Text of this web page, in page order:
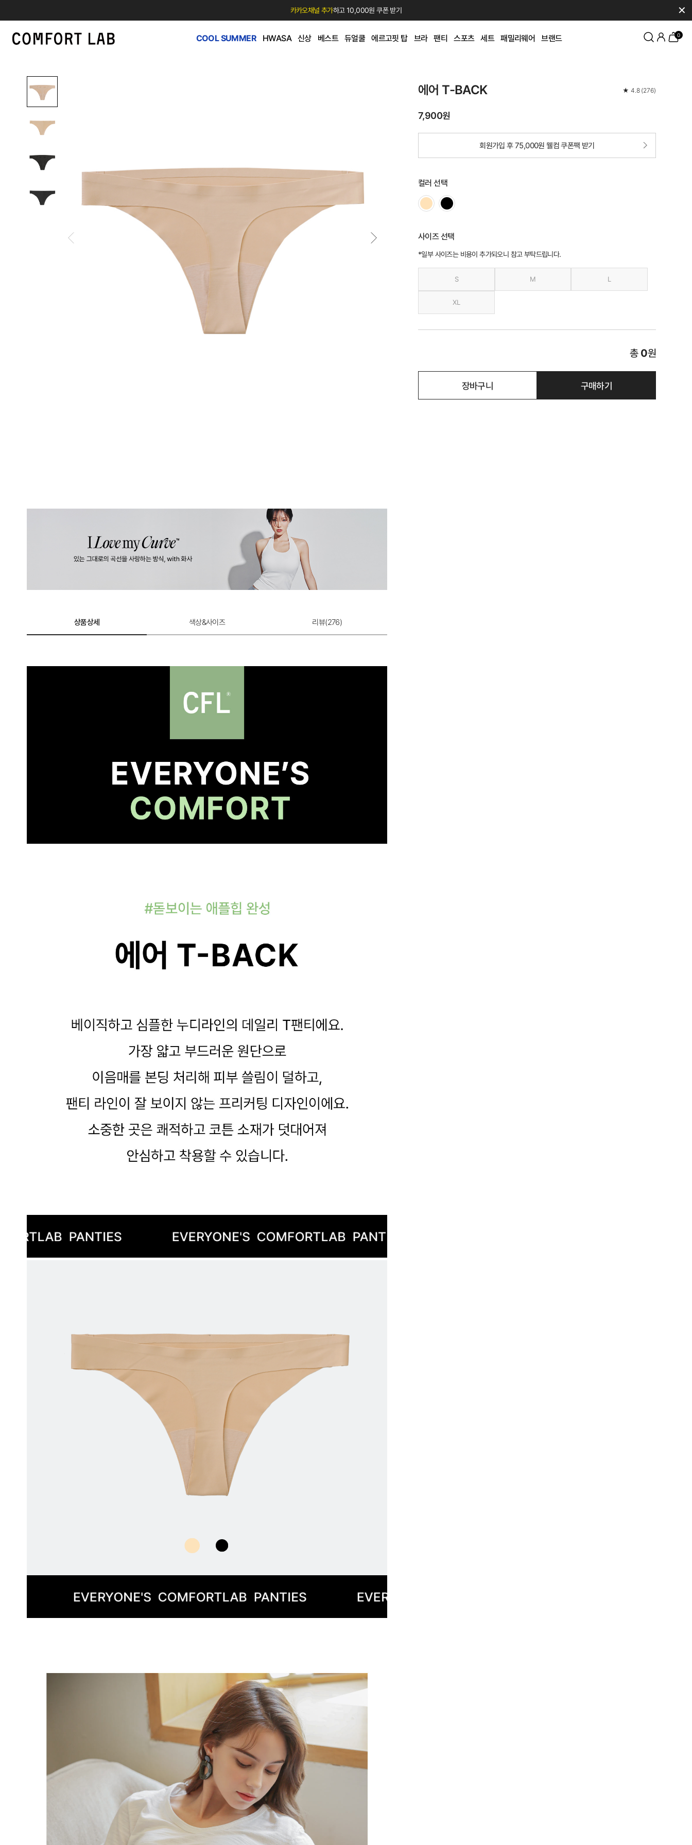
카카오채널 추가하고 10,000원 쿠폰 받기 ✕
COOL SUMMER HWASA 신상 베스트 듀얼쿨 에르고핏 탑 브라 팬티 스포츠 세트 패밀리웨어 브랜드 0
상품상세 색상&사이즈 리뷰(276)
에어 T-BACK ★ 4.8 (276)
7,900원
회원가입 후 75,000원 웰컴 쿠폰팩 받기
컬러 선택
사이즈 선택
*일부 사이즈는 비용이 추가되오니 참고 부탁드립니다.
S M L
XL
총 0원
장바구니 구매하기